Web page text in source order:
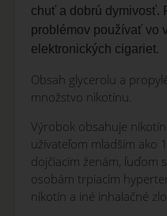
chuť a dobrú dymivosť.
problémov používať vo
elektronických cigariet.
Obsah glycerolu a
množstvo nikotínu.
Výrobok obsahuje
užívateľom mladším ako
dojčiacim ženám, ľuďom
osobám trpiacim
nikotín a iné inhalačné